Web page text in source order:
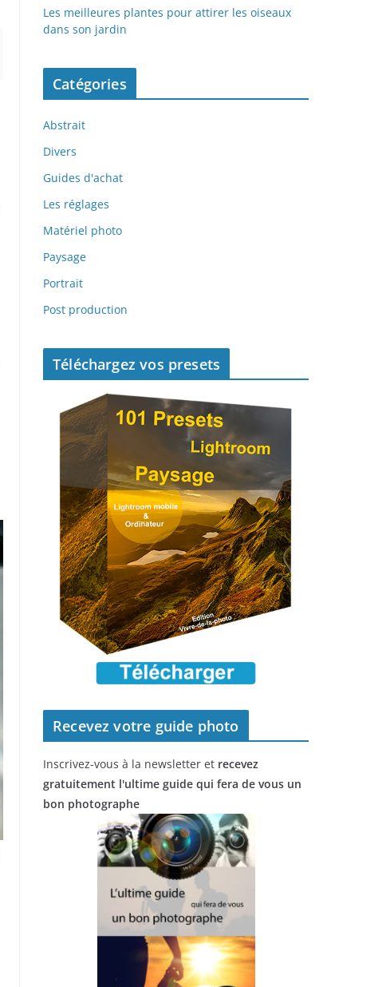
Les meilleures plantes pour attirer les oiseaux
dans son jardin
Catégories
Abstrait
Divers
Guides d'achat
Les réglages
Matériel photo
Paysage
Portrait
Post production
Téléchargez vos presets
Recevez votre guide photo
Inscrivez-vous à la newsletter et recevez
gratuitement l'ultime guide qui fera de vous un
bon photographe